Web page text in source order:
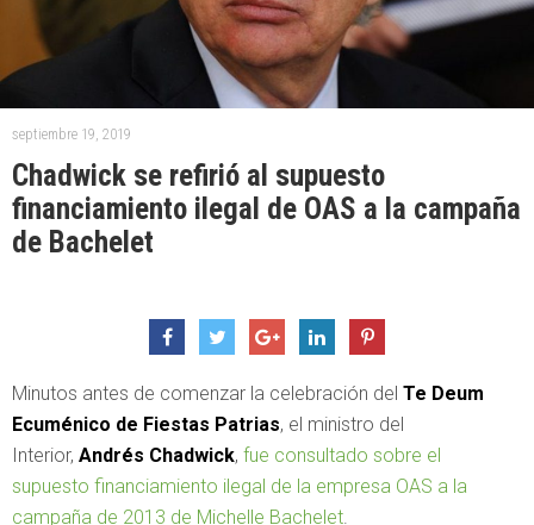
septiembre 19, 2019
Chadwick se refirió al supuesto
financiamiento ilegal de OAS a la campaña
de Bachelet
Minutos antes de comenzar la celebración del Te Deum
Ecuménico de Fiestas Patrias, el ministro del
Interior, Andrés Chadwick, fue consultado sobre el
supuesto financiamiento ilegal de la empresa OAS a la
campaña de 2013 de Michelle Bachelet